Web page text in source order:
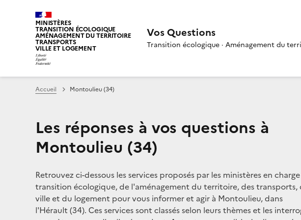
MINISTÈRES
TRANSITION ÉCOLOGIQUE
AMÉNAGEMENT DU TERRITOIRE
TRANSPORTS
VILLE ET LOGEMENT
Vos Questions
Transition écologique · Aménagement du
Accueil Montoulieu (34)
Les réponses à vos questions à
Montoulieu (34)
Retrouvez ci-dessous les services proposés par les ministères en
transition écologique, de l'aménagement du territoire, des transports,
ville et du logement pour vous informer et agir à Montoulieu, dans
l'Hérault (34). Ces services sont classés selon leurs thèmes et les